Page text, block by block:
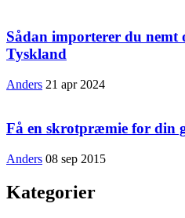
Sådan importerer du nemt
Tyskland
Anders 21 apr 2024
Få en skrotpræmie for din
Anders 08 sep 2015
Kategorier